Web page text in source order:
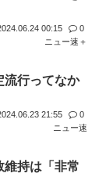
00:15
0
ニュー速＋
行ってなか
21:55
0
ニュー速
維持は「非常